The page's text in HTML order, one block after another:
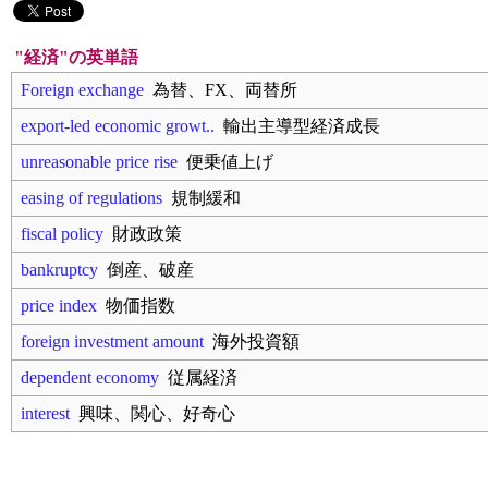
"経済"の英単語
Foreign exchange 為替、FX、両替所
export-led economic growt.. 輸出主導型経済成長
unreasonable price rise 便乗値上げ
easing of regulations 規制緩和
fiscal policy 財政政策
bankruptcy 倒産、破産
price index 物価指数
foreign investment amount 海外投資額
dependent economy 従属経済
interest 興味、関心、好奇心